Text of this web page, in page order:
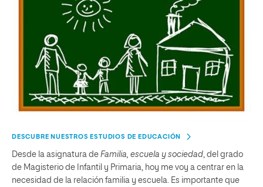
DESCUBRE NUESTROS ESTUDIOS DE EDUCACIÓN
Desde la asignatura de Familia, escuela y sociedad, del grado
de Magisterio de Infantil y Primaria, hoy me voy a centrar en la
necesidad de la relación familia y escuela. Es importante que